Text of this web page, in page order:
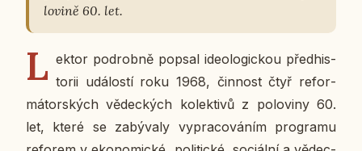
lo­vi­ně 60. let.
L ektor po­drob­ně popsal ide­o­lo­gic­kou před­his­
to­rii udá­los­tí roku 1968, čin­nost čtyř re­for­
má­tor­ských vě­dec­kých ko­lek­ti­vů z po­lo­vi­ny 60.
let, které se za­bý­va­ly vy­pra­co­vá­ním pro­gra­mu